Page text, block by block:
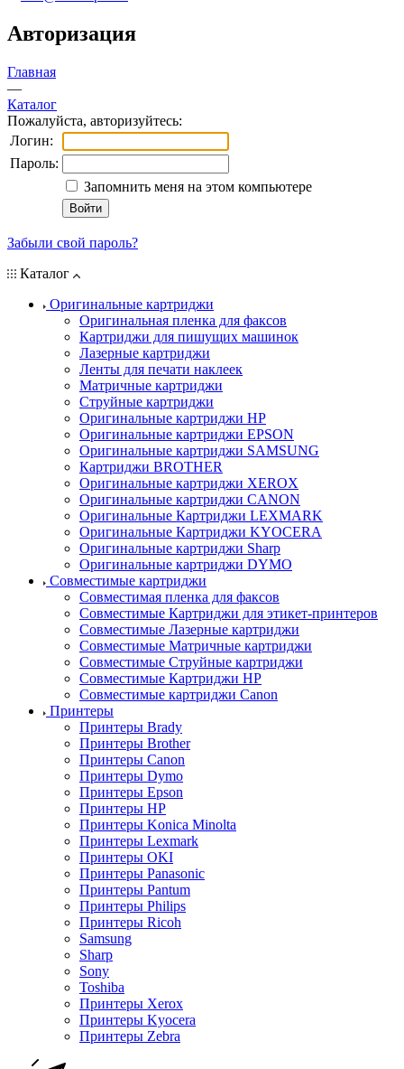
Авторизация
Главная
—
Каталог
Пожалуйста, авторизуйтесь:
Логин:
Пароль:
Запомнить меня на этом компьютере
Забыли свой пароль?
Каталог
Оригинальные картриджи
Оригинальная пленка для факсов
Картриджи для пишущих машинок
Лазерные картриджи
Ленты для печати наклеек
Матричные картриджи
Струйные картриджи
Оригинальные картриджи HP
Оригинальные картриджи EPSON
Оригинальные картриджи SAMSUNG
Картриджи BROTHER
Оригинальные картриджи XEROX
Оригинальные картриджи CANON
Оригинальные Картриджи LEXMARK
Оригинальные Картриджи KYOCERA
Оригинальные картриджи Sharp
Оригинальные картриджи DYMO
Совместимые картриджи
Совместимая пленка для факсов
Совместимые Картриджи для этикет-принтеров
Совместимые Лазерные картриджи
Совместимые Матричные картриджи
Совместимые Струйные картриджи
Совместимые Картриджи HP
Совместимые картриджи Canon
Принтеры
Принтеры Brady
Принтеры Brother
Принтеры Canon
Принтеры Dymo
Принтеры Epson
Принтеры HP
Принтеры Konica Minolta
Принтеры Lexmark
Принтеры OKI
Принтеры Panasonic
Принтеры Pantum
Принтеры Philips
Принтеры Ricoh
Samsung
Sharp
Sony
Toshiba
Принтеры Xerox
Принтеры Kyocera
Принтеры Zebra